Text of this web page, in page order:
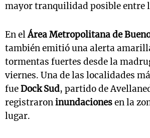
mayor tranquilidad posible entre
En elÁrea Metropolitana de
también emitió una alerta
tormentas fuertes desde la
viernes. Una de las localidades
fueDock Sud, partido de
registraroninundacionesen la
lugar.